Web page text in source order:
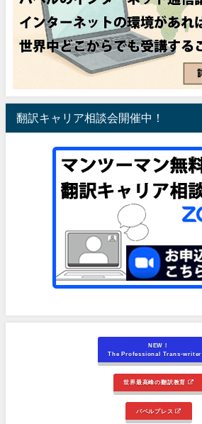
翻訳キャリア相談会開催中！
NEW！
The Professional Trans-writer
世界最高峰の翻訳教育
バベルプレス